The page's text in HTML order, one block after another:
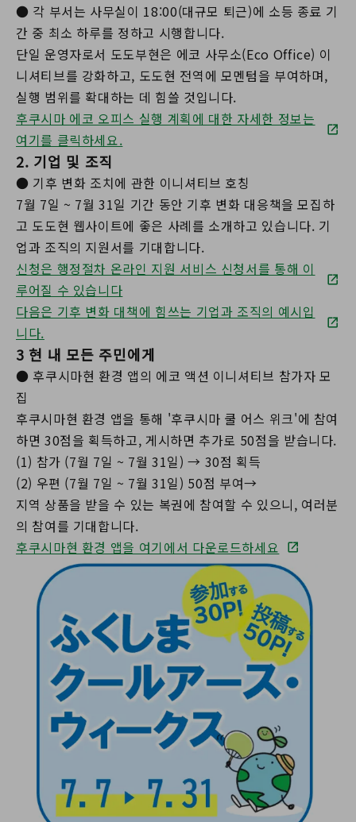
● 각 부서는 사무실이 18:00(대규모 퇴근)에 소등 종료 기
간 중 최소 하루를 정하고 시행합니다.
단일 운영자로서 도도부현은 에코 사무소(Eco Office) 이
니셔티브를 강화하고, 도도현 전역에 모멘텀을 부여하며,
실행 범위를 확대하는 데 힘쓸 것입니다.
후쿠시마 에코 오피스 실행 계획에 대한 자세한 정보는
여기를 클릭하세요.
2. 기업 및 조직
● 기후 변화 조치에 관한 이니셔티브 호칭
7월 7일 ~ 7월 31일 기간 동안 기후 변화 대응책을 모집하
고 도도현 웹사이트에 좋은 사례를 소개하고 있습니다. 기
업과 조직의 지원서를 기대합니다.
신청은 행정절차 온라인 지원 서비스 신청서를 통해 이
루어질 수 있습니다
다음은 기후 변화 대책에 힘쓰는 기업과 조직의 예시입
니다.
3 현 내 모든 주민에게
● 후쿠시마현 환경 앱의 에코 액션 이니셔티브 참가자 모
집
후쿠시마현 환경 앱을 통해 '후쿠시마 쿨 어스 위크'에 참여
하면 30점을 획득하고, 게시하면 추가로 50점을 받습니다.
(1) 참가 (7월 7일 ~ 7월 31일) → 30점 획득
(2) 우편 (7월 7일 ~ 7월 31일) 50점 부여→
지역 상품을 받을 수 있는 복권에 참여할 수 있으니, 여러분
의 참여를 기대합니다.
후쿠시마현 환경 앱을 여기에서 다운로드하세요